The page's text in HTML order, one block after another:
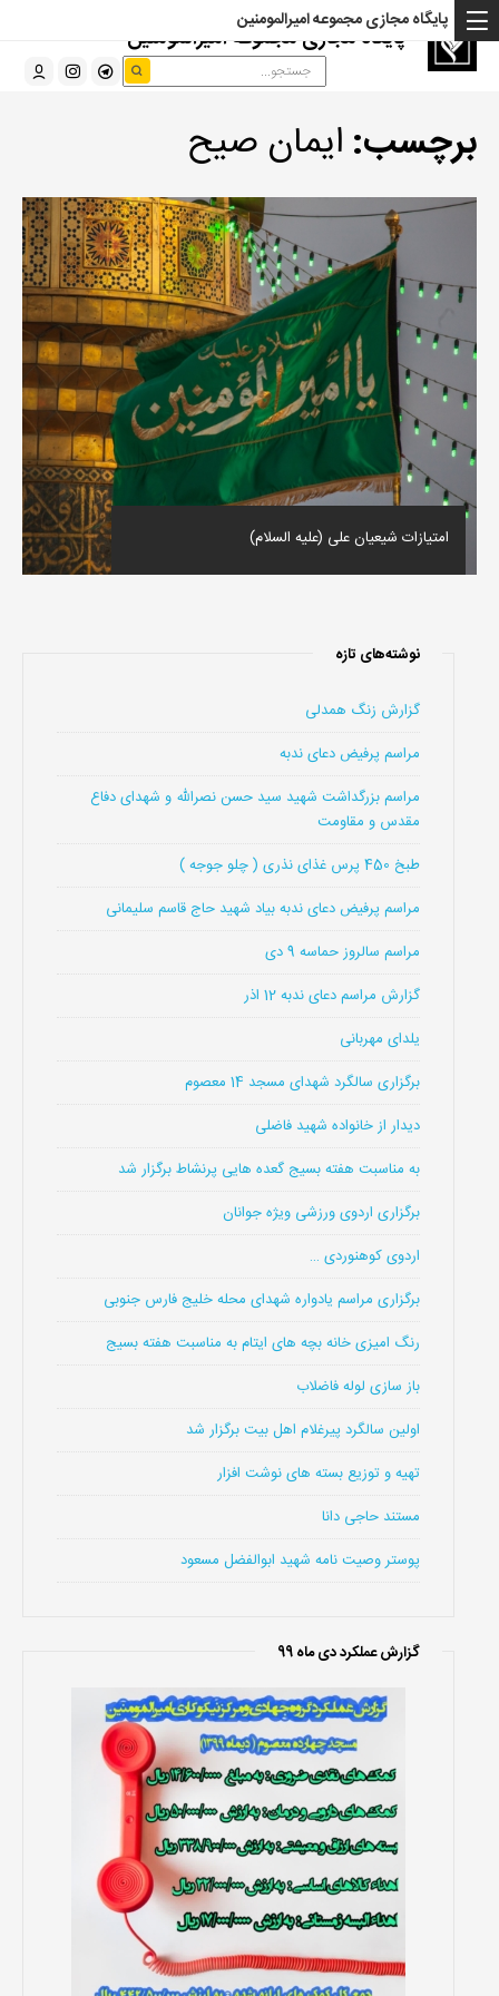
پایگاه مجازی مجموعه امیرالمومنین
پایگاه مجازی مجموعه امیرالمومنین
برچسب: ایمان صیح
امتیازات شیعیان علی (علیه السلام)
نوشته‌های تازه
گزارش زنگ همدلی
مراسم پرفیض دعای ندبه
مراسم بزرگداشت شهید سید حسن نصرالله و شهدای دفاع
مقدس و مقاومت
طبخ 450 پرس غذای نذری ( چلو جوجه )
مراسم پرفیض دعای ندبه بیاد شهید حاج قاسم سلیمانی
مراسم سالروز حماسه 9 دی
گزارش مراسم دعای ندبه 12 اذر
یلدای مهربانی
برگزاری سالگرد شهدای مسجد 14 معصوم
دیدار از خانواده شهید فاضلی
به مناسبت هفته بسیج گعده هایی پرنشاط برگزار شد
برگزاری اردوی ورزشی ویژه جوانان
اردوی کوهنوردی …
برگزاری مراسم یادواره شهدای محله خلیج فارس جنوبی
رنگ امیزی خانه بچه های ایتام به مناسبت هفته بسیج
باز سازی لوله فاضلاب
اولین سالگرد پیرغلام اهل بیت برگزار شد
تهیه و توزیع بسته های نوشت افزار
مستند حاجی دانا
پوستر وصیت نامه شهید ابوالفضل مسعود
گزارش عملکرد دی ماه 99